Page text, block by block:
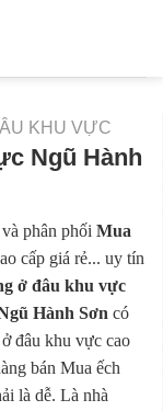
KHU VỰC
Ngũ Hành
phân phối Mua
cấp giá rẻ... uy tín
ở đâu khu vực
Hành Sơn có
đâu khu vực cao
bán Mua ếch
là dễ. Là nhà